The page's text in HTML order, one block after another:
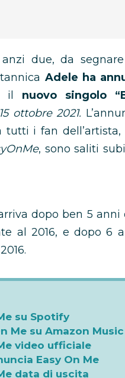
due, da
Adele ha
il nuovo singolo
15 ottobre 2021.
tutti i fan
, sono saliti
dopo ben 5 anni
al 2016, e dopo 6
su Spotify
Me su Amazon
video ufficiale
Easy On Me
data di uscita